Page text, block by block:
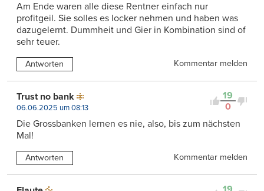
Am Ende waren alle diese Rentner einfach nur
profitgeil. Sie solles es locker nehmen und haben was
dazugelernt. Dummheit und Gier in Kombination sind of
sehr teuer.
Antworten Kommentar melden
19
0
Trust no bank
06.06.2025 um 08:13
Die Grossbanken lernen es nie, also, bis zum nächsten
Mal!
Antworten Kommentar melden